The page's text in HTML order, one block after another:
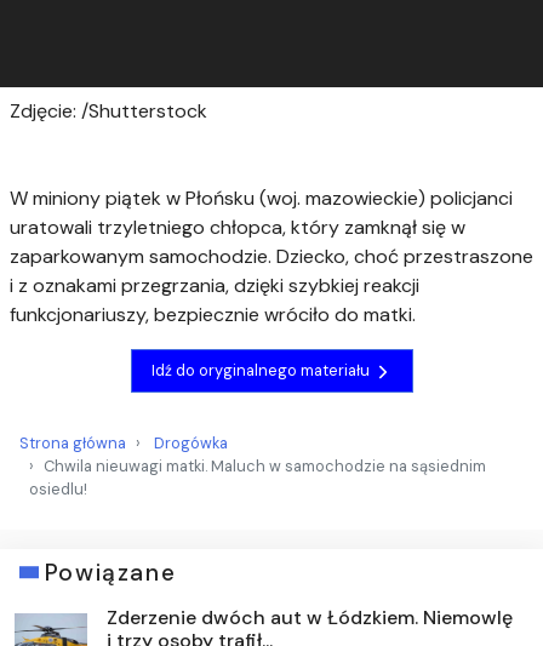
Zdjęcie: /Shutterstock
W miniony piątek w Płońsku (woj. mazowieckie) policjanci
uratowali trzyletniego chłopca, który zamknął się w
zaparkowanym samochodzie. Dziecko, choć przestraszone
i z oznakami przegrzania, dzięki szybkiej reakcji
funkcjonariuszy, bezpiecznie wróciło do matki.
Idź do oryginalnego materiału
Strona główna
Drogówka
Chwila nieuwagi matki. Maluch w samochodzie na sąsiednim
osiedlu!
Powiązane
Zderzenie dwóch aut w Łódzkiem. Niemowlę
i trzy osoby trafił...